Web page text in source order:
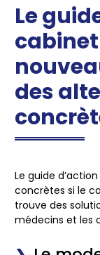
Le
des
Le guide
concrètes si le
trouve des
médecins et les